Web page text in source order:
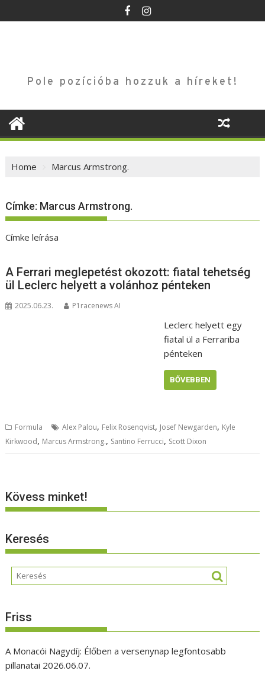
to
Pole pozícióba hozzuk a híreket!
Home Marcus Armstrong.
Címke: Marcus Armstrong.
Címke leírása
A Ferrari meglepetést okozott: fiatal tehetség
ül Leclerc helyett a volánhoz pénteken
2025.06.23. P1racenews AI
Leclerc helyett egy
fiatal ül a Ferrariba
pénteken
BŐVEBBEN
Formula Alex Palou, Felix Rosenqvist, Josef Newgarden, Kyle
Kirkwood, Marcus Armstrong., Santino Ferrucci, Scott Dixon
Kövess minket!
Keresés
Friss
A Monacói Nagydíj: Élőben a versenynap legfontosabb
pillanatai 2026.06.07.